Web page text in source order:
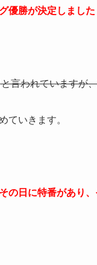
優勝が決定しました
言われていますが
ていきます。
の日に特番があり